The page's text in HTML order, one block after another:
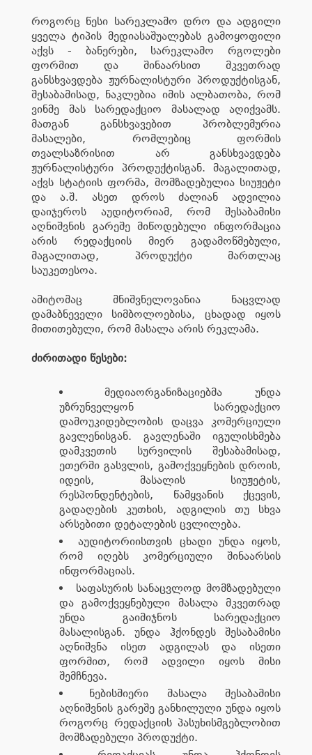
როგორც წესი სარეკლამო დრო და ადგილი
ყველა ტიპის მედიასაშუალებას გამოყოფილი
აქვს - ბანერები, სარეკლამო რგოლები
ფორმით და შინაარსით მკვეთრად
განსხვავდება ჟურნალისტური პროდუქტისგან,
შესაბამისად, ნაკლებია იმის ალბათობა, რომ
ვინმე მას სარედაქციო მასალად აღიქვამს.
მათგან განსხვავებით პრობლემურია
მასალები, რომლებიც ფორმის
თვალსაზრისით არ განსხვავდება
ჟურნალისტური პროდუქტისგან. მაგალითად,
აქვს სტატიის ფორმა, მომზადებულია სიუჟეტი
და ა.შ. ასეთ დროს ძალიან ადვილია
დაიჯეროს აუდიტორიამ, რომ შესაბამისი
აღნიშვნის გარეშე მიწოდებული ინფორმაცია
არის რედაქციის მიერ გადამოწმებული,
მაგალითად, პროდუქტი მართლაც
საუკეთესოა.
ამიტომაც მნიშვნელოვანია ნაცვლად
დამაბნეველი სიმბოლოებისა, ცხადად იყოს
მითითებული, რომ მასალა არის რეკლამა.
ძირითადი წესები:
მედიაორგანიზაციებმა უნდა
უზრუნველყონ სარედაქციო
დამოუკიდებლობის დაცვა კომერციული
გავლენისგან. გავლენაში იგულისხმება
დამკვეთის სურვილის შესაბამისად,
ეთერში გასვლის, გამოქვეყნების დროის,
იდეის, მასალის სიუჟეტის,
რესპონდენტების, წამყვანის ქცევის,
გადაღების კუთხის, ადგილის თუ სხვა
არსებითი დეტალების ცვლილება.
აუდიტორიისთვის ცხადი უნდა იყოს,
რომ იღებს კომერციული შინაარსის
ინფორმაციას.
საფასურის სანაცვლოდ მომზადებული
და გამოქვეყნებული მასალა მკვეთრად
უნდა გაიმიჯნოს სარედაქციო
მასალისგან. უნდა ჰქონდეს შესაბამისი
აღნიშვნა ისეთ ადგილას და ისეთი
ფორმით, რომ ადვილი იყოს მისი
შემჩნევა.
ნებისმიერი მასალა შესაბამისი
აღნიშვნის გარეშე განხილული უნდა იყოს
როგორც რედაქციის პასუხისმგებლობით
მომზადებული პროდუქტი.